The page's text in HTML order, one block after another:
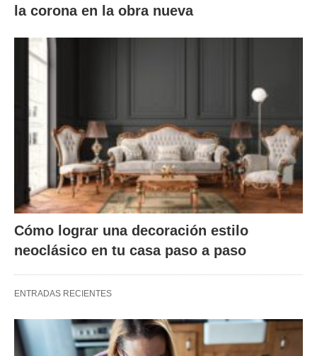
la corona en la obra nueva
Cómo lograr una decoración estilo
neoclásico en tu casa paso a paso
ENTRADAS RECIENTES